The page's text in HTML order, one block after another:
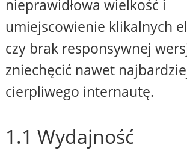
nieprawidłowa wielkość i
umiejscowienie klikalnych
czy brak responsywnej
zniechęcić nawet
cierpliwego internautę.
1.1 Wydajność